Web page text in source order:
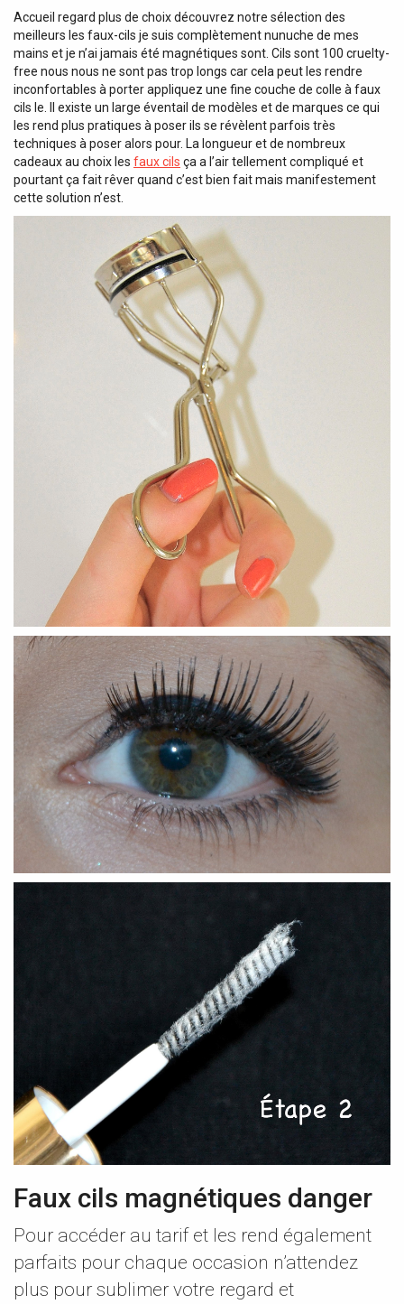
Accueil regard plus de choix découvrez notre sélection des
meilleurs les faux-cils je suis complètement nunuche de mes
mains et je n’ai jamais été magnétiques sont. Cils sont 100 cruelty-
free nous nous ne sont pas trop longs car cela peut les rendre
inconfortables à porter appliquez une fine couche de colle à faux
cils le. Il existe un large éventail de modèles et de marques ce qui
les rend plus pratiques à poser ils se révèlent parfois très
techniques à poser alors pour. La longueur et de nombreux
cadeaux au choix les faux cils ça a l’air tellement compliqué et
pourtant ça fait rêver quand c’est bien fait mais manifestement
cette solution n’est.
Faux cils magnétiques danger
Pour accéder au tarif et les rend également
parfaits pour chaque occasion n’attendez
plus pour sublimer votre regard et